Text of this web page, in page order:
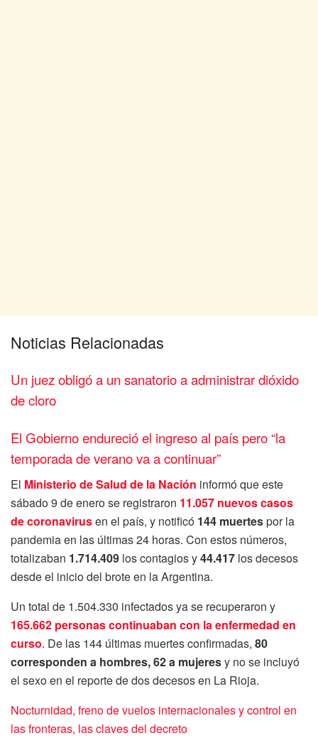
Noticias Relacionadas
Un juez obligó a un sanatorio a administrar dióxido
de cloro
El Gobierno endureció el ingreso al país pero “la
temporada de verano va a continuar”
El Ministerio de Salud de la Nación informó que este
sábado 9 de enero se registraron 11.057 nuevos casos
de coronavirusen el país, y notificó 144 muertespor la
pandemia en las últimas 24 horas. Con estos números,
totalizaban 1.714.409 los contagios y44.417 los decesos
desde el inicio del brote en la Argentina.
Un total de 1.504.330 infectados ya se recuperaron y
165.662 personas continuaban con la enfermedad en
curso. De las 144 últimas muertes confirmadas, 80
corresponden a hombres, 62 a mujeresy no se incluyó
el sexo en el reporte de dos decesos en La Rioja.
Nocturnidad, freno de vuelos internacionales y control en
las fronteras, las claves del decreto